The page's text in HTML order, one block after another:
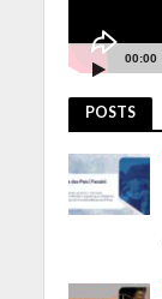
00:00
POSTS